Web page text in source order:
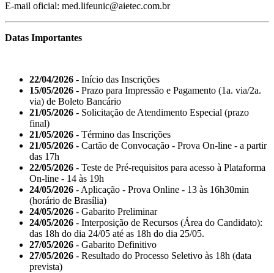
E-mail oficial: med.lifeunic@aietec.com.br
Datas Importantes
22/04/2026 - Início das Inscrições
15/05/2026 - Prazo para Impressão e Pagamento (1a. via/2a.
via) de Boleto Bancário
21/05/2026 - Solicitação de Atendimento Especial (prazo
final)
21/05/2026 - Término das Inscrições
21/05/2026 - Cartão de Convocação - Prova On-line - a partir
das 17h
22/05/2026 - Teste de Pré-requisitos para acesso à Plataforma
On-line - 14 às 19h
24/05/2026 - Aplicação - Prova Online - 13 às 16h30min
(horário de Brasília)
24/05/2026 - Gabarito Preliminar
24/05/2026 - Interposição de Recursos (Área do Candidato):
das 18h do dia 24/05 até as 18h do dia 25/05.
27/05/2026 - Gabarito Definitivo
27/05/2026 - Resultado do Processo Seletivo às 18h (data
prevista)